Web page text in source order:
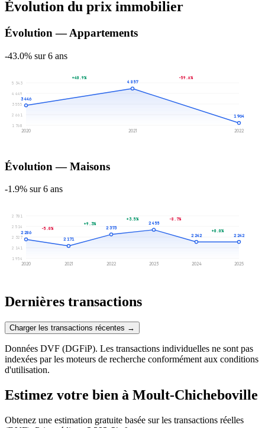
Évolution du prix immobilier
Évolution — Appartements
-43.0% sur 6 ans
1 768
2 661
3 555
4 449
5 343
3 446
2020
4 857
2021
1 964
2022
+40.9% -59.6%
Évolution — Maisons
-1.9% sur 6 ans
1 954
2 141
2 327
2 514
2 701
2 286
2020
2 171
2021
2 373
2022
2 455
2023
2 242
2024
2 242
2025
-5.0%
+9.3%
+3.5% -8.7%
+0.0%
Dernières transactions
Charger les transactions récentes →
Données DVF (DGFiP). Les transactions individuelles ne sont pas
indexées par les moteurs de recherche conformément aux conditions
d'utilisation.
Estimez votre bien à Moult-Chicheboville
Obtenez une estimation gratuite basée sur les transactions réelles